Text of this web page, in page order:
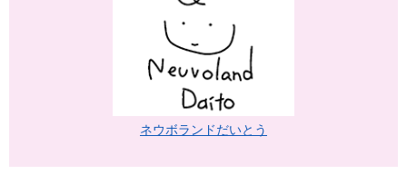
ネウボランドだいとう